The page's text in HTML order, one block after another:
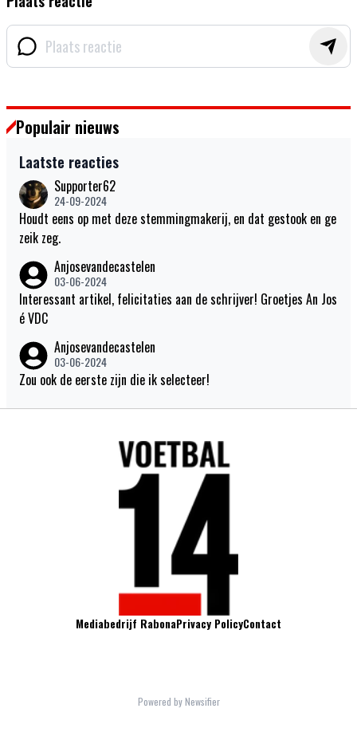
Populair nieuws
Laatste reacties
Supporter62
24-09-2024
Houdt eens op met deze stemmingmakerij, en dat gestook en ge
zeik zeg.
Anjosevandecastelen
03-06-2024
Interessant artikel, felicitaties aan de schrijver! Groetjes An Jos
é VDC
Anjosevandecastelen
03-06-2024
Zou ook de eerste zijn die ik selecteer!
Mediabedrijf RabonaPrivacy PolicyContact
Powered by Newsifier